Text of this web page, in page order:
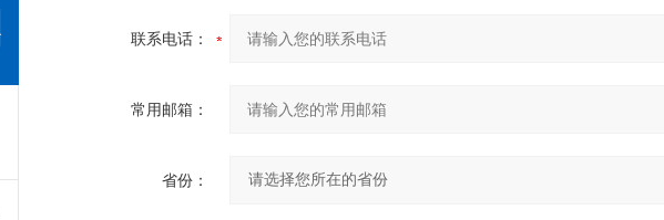
联系电话：
常用邮箱：
省份：